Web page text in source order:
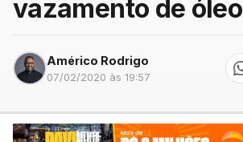
vazamento de óleo
Américo Rodrigo
07/02/2020 às 19:57